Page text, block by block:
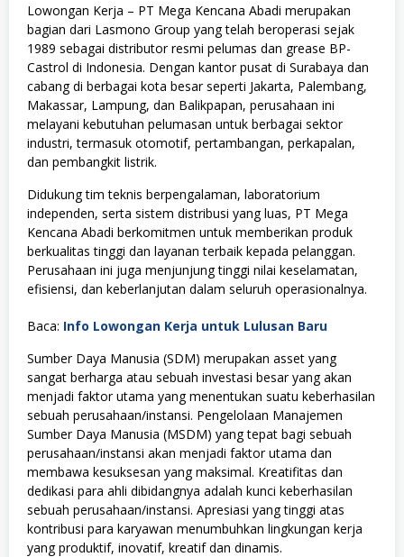
Lowongan Kerja – PT Mega Kencana Abadi merupakan
bagian dari Lasmono Group yang telah beroperasi sejak
1989 sebagai distributor resmi pelumas dan grease BP-
Castrol di Indonesia. Dengan kantor pusat di Surabaya dan
cabang di berbagai kota besar seperti Jakarta, Palembang,
Makassar, Lampung, dan Balikpapan, perusahaan ini
melayani kebutuhan pelumasan untuk berbagai sektor
industri, termasuk otomotif, pertambangan, perkapalan,
dan pembangkit listrik.
Didukung tim teknis berpengalaman, laboratorium
independen, serta sistem distribusi yang luas, PT Mega
Kencana Abadi berkomitmen untuk memberikan produk
berkualitas tinggi dan layanan terbaik kepada pelanggan.
Perusahaan ini juga menjunjung tinggi nilai keselamatan,
efisiensi, dan keberlanjutan dalam seluruh operasionalnya.
Baca: Info Lowongan Kerja untuk Lulusan Baru
Sumber Daya Manusia (SDM) merupakan asset yang
sangat berharga atau sebuah investasi besar yang akan
menjadi faktor utama yang menentukan suatu keberhasilan
sebuah perusahaan/instansi. Pengelolaan Manajemen
Sumber Daya Manusia (MSDM) yang tepat bagi sebuah
perusahaan/instansi akan menjadi faktor utama dan
membawa kesuksesan yang maksimal. Kreatifitas dan
dedikasi para ahli dibidangnya adalah kunci keberhasilan
sebuah perusahaan/instansi. Apresiasi yang tinggi atas
kontribusi para karyawan menumbuhkan lingkungan kerja
yang produktif, inovatif, kreatif dan dinamis.